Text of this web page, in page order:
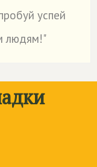
успей
людям!"